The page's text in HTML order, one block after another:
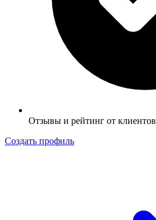
Отзывы и рейтинг от клиентов
Создать профиль